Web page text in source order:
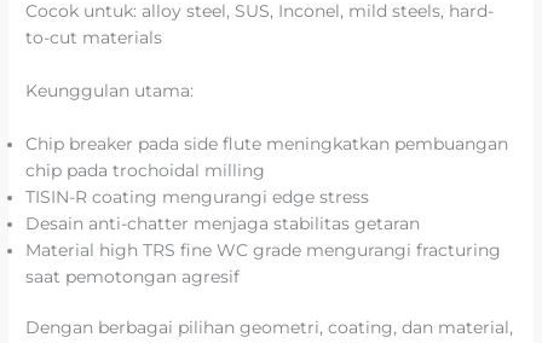
Cocok untuk: alloy steel, SUS, Inconel, mild steels, hard-
to-cut materials
Keunggulan utama:
Chip breaker pada side flute meningkatkan pembuangan
chip pada trochoidal milling
TISIN-R coating mengurangi edge stress
Desain anti-chatter menjaga stabilitas getaran
Material high TRS fine WC grade mengurangi fracturing
saat pemotongan agresif
Dengan berbagai pilihan geometri, coating, dan material,